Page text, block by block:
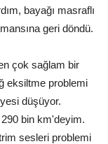
bayağı masraflı
geri döndü.
çok sağlam bir
eksiltme problemi
düşüyor.
bin km'deyim.
sesleri problemi